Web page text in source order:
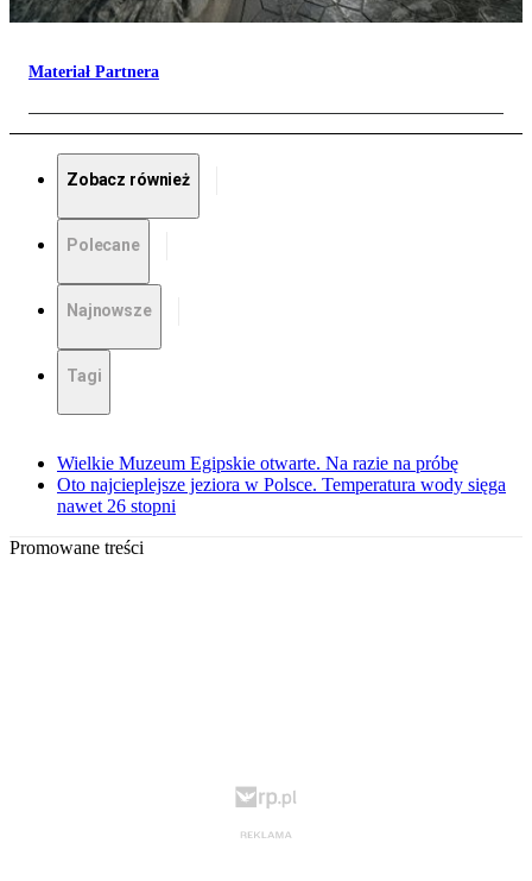
Materiał Partnera
Zobacz również
Polecane
Najnowsze
Tagi
Wielkie Muzeum Egipskie otwarte. Na razie na próbę
Oto najcieplejsze jeziora w Polsce. Temperatura wody sięga
nawet 26 stopni
Promowane treści